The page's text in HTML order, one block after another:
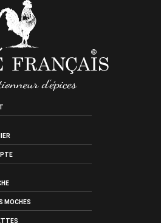
MOCHES